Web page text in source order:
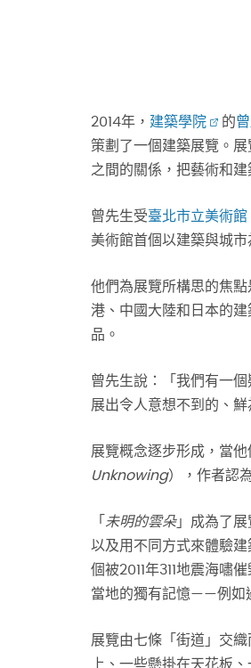
2014年， 建築學院 的
策劃了一個建築展覽。
之間的關係，把藝術和建
曾先生受臺北市立美術館
美術館首個以建築與城市
他們為展覽所構思的焦
港、中國大陸和日本的
品。
曾先生說：「我們有一
展出令人意想不到的、鮮
展覽概念逐步形成，當
Unknowing），作者認
「 未明的雲朵」成為了展
以及用不同方式來體驗
個被2011年311地震海嘯
當地的獨有記憶——例如
展覽由七條「街道」交
上、一些懸掛在天花板